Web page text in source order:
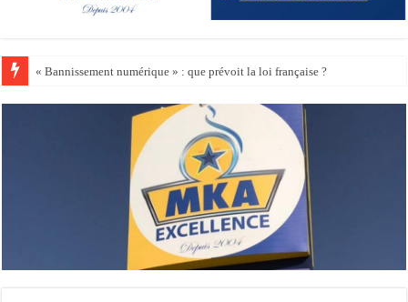
Happy City Index 2026 : aucune ville africaine parmi les 200 premières